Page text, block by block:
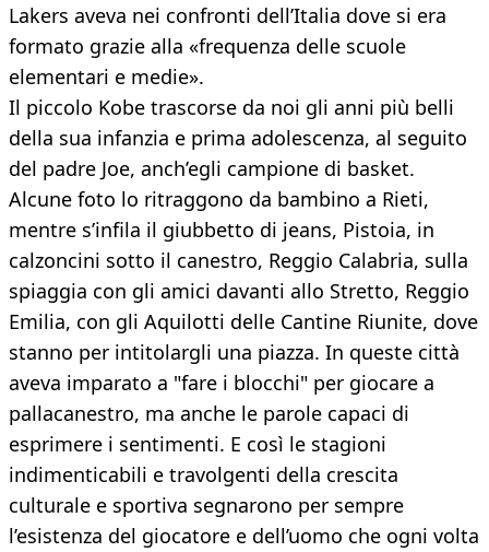
Lakers aveva nei confronti dell’Italia dove si era
formato grazie alla «frequenza delle scuole
elementari e medie».
Il piccolo Kobe trascorse da noi gli anni più belli
della sua infanzia e prima adolescenza, al seguito
del padre Joe, anch’egli campione di basket.
Alcune foto lo ritraggono da bambino a Rieti,
mentre s’infila il giubbetto di jeans, Pistoia, in
calzoncini sotto il canestro, Reggio Calabria, sulla
spiaggia con gli amici davanti allo Stretto, Reggio
Emilia, con gli Aquilotti delle Cantine Riunite, dove
stanno per intitolargli una piazza. In queste città
aveva imparato a "fare i blocchi" per giocare a
pallacanestro, ma anche le parole capaci di
esprimere i sentimenti. E così le stagioni
indimenticabili e travolgenti della crescita
culturale e sportiva segnarono per sempre
l’esistenza del giocatore e dell’uomo che ogni volta